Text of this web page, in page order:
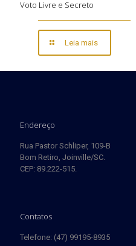
Voto Livre e Secreto
Leia mais
Endereço
Rua Pastor Schliper, 109-B
Bom Retiro, Joinville/SC.
CEP: 89.222-515.
Contatos
Telefone: (47) 99195-8935